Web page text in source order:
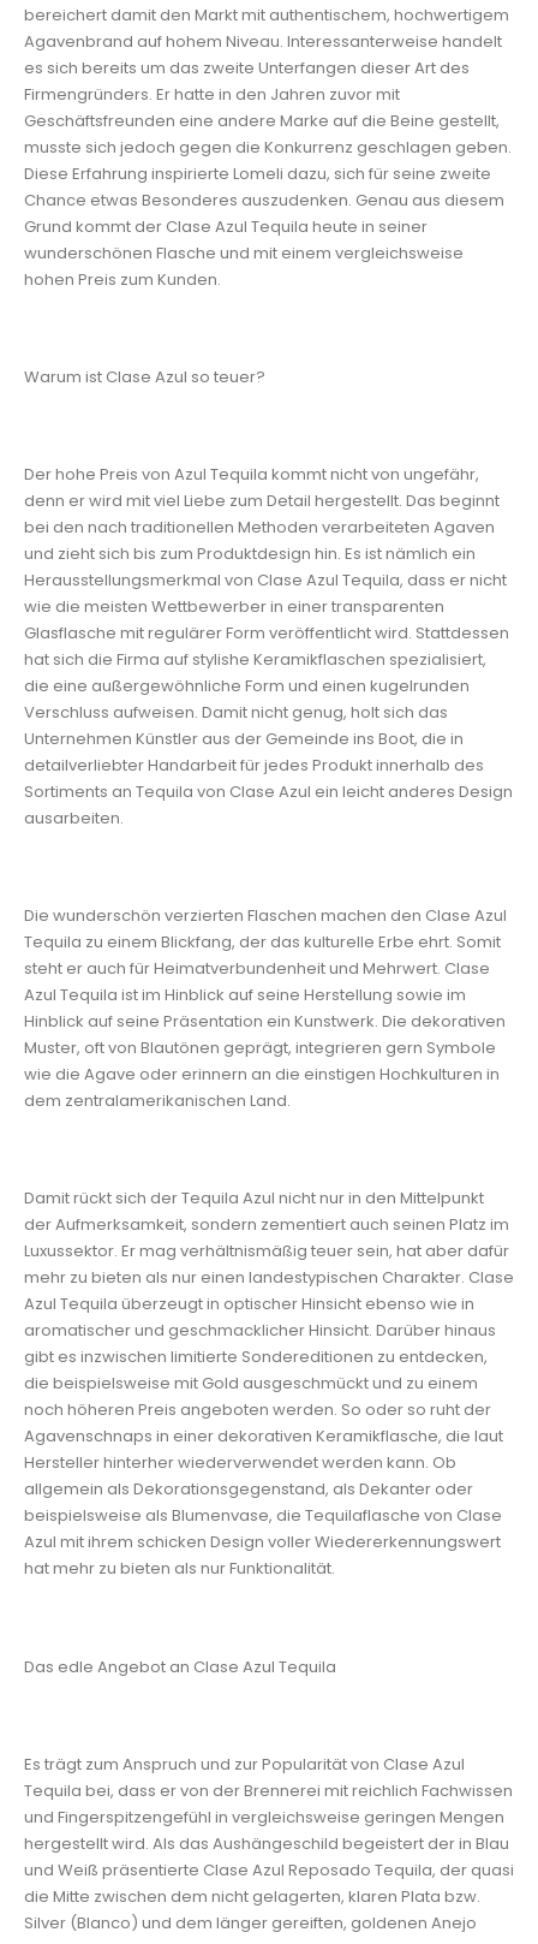
bereichert damit den Markt mit authentischem, hochwertigem
Agavenbrand auf hohem Niveau. Interessanterweise handelt
es sich bereits um das zweite Unterfangen dieser Art des
Firmengründers. Er hatte in den Jahren zuvor mit
Geschäftsfreunden eine andere Marke auf die Beine gestellt,
musste sich jedoch gegen die Konkurrenz geschlagen geben.
Diese Erfahrung inspirierte Lomeli dazu, sich für seine zweite
Chance etwas Besonderes auszudenken. Genau aus diesem
Grund kommt der Clase Azul Tequila heute in seiner
wunderschönen Flasche und mit einem vergleichsweise
hohen Preis zum Kunden.
Warum ist Clase Azul so teuer?
Der hohe Preis von Azul Tequila kommt nicht von ungefähr,
denn er wird mit viel Liebe zum Detail hergestellt. Das beginnt
bei den nach traditionellen Methoden verarbeiteten Agaven
und zieht sich bis zum Produktdesign hin. Es ist nämlich ein
Herausstellungsmerkmal von Clase Azul Tequila, dass er nicht
wie die meisten Wettbewerber in einer transparenten
Glasflasche mit regulärer Form veröffentlicht wird. Stattdessen
hat sich die Firma auf stylishe Keramikflaschen spezialisiert,
die eine außergewöhnliche Form und einen kugelrunden
Verschluss aufweisen. Damit nicht genug, holt sich das
Unternehmen Künstler aus der Gemeinde ins Boot, die in
detailverliebter Handarbeit für jedes Produkt innerhalb des
Sortiments an Tequila von Clase Azul ein leicht anderes Design
ausarbeiten.
Die wunderschön verzierten Flaschen machen den Clase Azul
Tequila zu einem Blickfang, der das kulturelle Erbe ehrt. Somit
steht er auch für Heimatverbundenheit und Mehrwert. Clase
Azul Tequila ist im Hinblick auf seine Herstellung sowie im
Hinblick auf seine Präsentation ein Kunstwerk. Die dekorativen
Muster, oft von Blautönen geprägt, integrieren gern Symbole
wie die Agave oder erinnern an die einstigen Hochkulturen in
dem zentralamerikanischen Land.
Damit rückt sich der Tequila Azul nicht nur in den Mittelpunkt
der Aufmerksamkeit, sondern zementiert auch seinen Platz im
Luxussektor. Er mag verhältnismäßig teuer sein, hat aber dafür
mehr zu bieten als nur einen landestypischen Charakter. Clase
Azul Tequila überzeugt in optischer Hinsicht ebenso wie in
aromatischer und geschmacklicher Hinsicht. Darüber hinaus
gibt es inzwischen limitierte Sondereditionen zu entdecken,
die beispielsweise mit Gold ausgeschmückt und zu einem
noch höheren Preis angeboten werden. So oder so ruht der
Agavenschnaps in einer dekorativen Keramikflasche, die laut
Hersteller hinterher wiederverwendet werden kann. Ob
allgemein als Dekorationsgegenstand, als Dekanter oder
beispielsweise als Blumenvase, die Tequilaflasche von Clase
Azul mit ihrem schicken Design voller Wiedererkennungswert
hat mehr zu bieten als nur Funktionalität.
Das edle Angebot an Clase Azul Tequila
Es trägt zum Anspruch und zur Popularität von Clase Azul
Tequila bei, dass er von der Brennerei mit reichlich Fachwissen
und Fingerspitzengefühl in vergleichsweise geringen Mengen
hergestellt wird. Als das Aushängeschild begeistert der in Blau
und Weiß präsentierte Clase Azul Reposado Tequila, der quasi
die Mitte zwischen dem nicht gelagerten, klaren Plata bzw.
Silver (Blanco) und dem länger gereiften, goldenen Anejo